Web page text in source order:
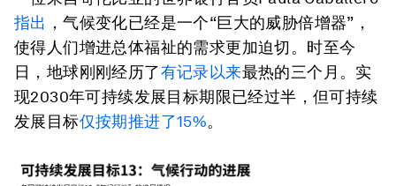
指出 ，气候变化已经是一个“巨大的威胁倍增器”，
使得人们增进总体福祉的需求更加迫切。时至今
日，地球刚刚经历了有记录以来最热的三个月。 实
现2030年可持续发展目标期限已经过半，但可持续
发展目标仅按期推进了15%。